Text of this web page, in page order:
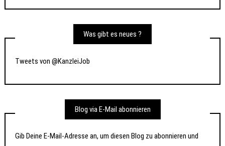
Was gibt es neues ?
Tweets von @KanzleiJob
Blog via E-Mail abonnieren
Gib Deine E-Mail-Adresse an, um diesen Blog zu abonnieren und